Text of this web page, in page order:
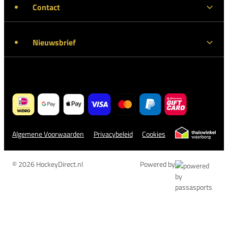
Contact
Nieuwsbrief
Algemene Voorwaarden Privacybeleid Cookies
© 2026 HockeyDirect.nl Powered by